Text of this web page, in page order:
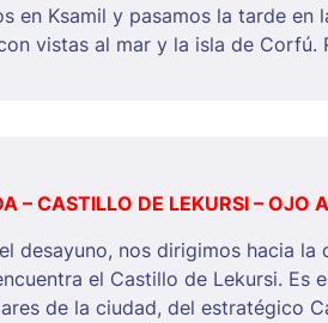
en Ksamil y pasamos la tarde en
vistas al mar y la isla de Corfú.
– CASTILLO DE LEKURSI – OJO
desayuno, nos dirigimos hacia
el Castillo de Lekursi. Es
de la ciudad, del estratégico